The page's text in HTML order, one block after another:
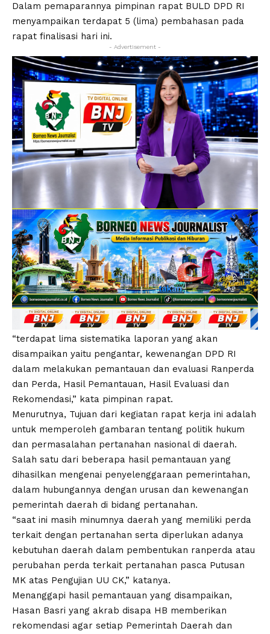
Dalam pemaparannya pimpinan rapat BULD DPD RI
menyampaikan terdapat 5 (lima) pembahasan pada
rapat finalisasi hari ini.
- Advertisement -
“terdapat lima sistematika laporan yang akan
disampaikan yaitu pengantar, kewenangan DPD RI
dalam melakukan pemantauan dan evaluasi Ranperda
dan Perda, Hasil Pemantauan, Hasil Evaluasi dan
Rekomendasi,” kata pimpinan rapat.
Menurutnya, Tujuan dari kegiatan rapat kerja ini adalah
untuk memperoleh gambaran tentang politik hukum
dan permasalahan pertanahan nasional di daerah.
Salah satu dari beberapa hasil pemantauan yang
dihasilkan mengenai penyelenggaraan pemerintahan,
dalam hubungannya dengan urusan dan kewenangan
pemerintah daerah di bidang pertanahan.
“saat ini masih minumnya daerah yang memiliki perda
terkait dengan pertanahan serta diperlukan adanya
kebutuhan daerah dalam pembentukan ranperda atau
perubahan perda terkait pertanahan pasca Putusan
MK atas Pengujian UU CK,” katanya.
Menanggapi hasil pemantauan yang disampaikan,
Hasan Basri yang akrab disapa HB memberikan
rekomendasi agar setiap Pemerintah Daerah dan